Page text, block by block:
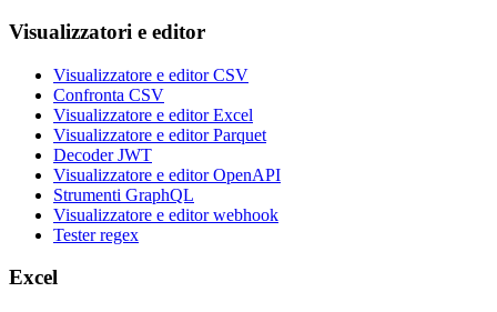
Visualizzatori e editor
Visualizzatore e editor CSV
Confronta CSV
Visualizzatore e editor Excel
Visualizzatore e editor Parquet
Decoder JWT
Visualizzatore e editor OpenAPI
Strumenti GraphQL
Visualizzatore e editor webhook
Tester regex
Excel